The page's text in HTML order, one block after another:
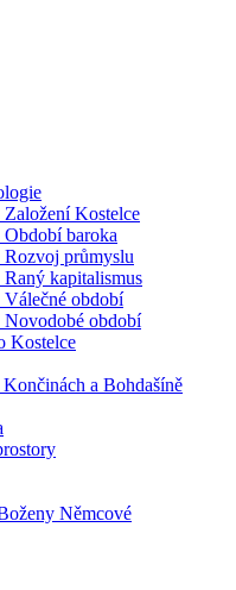
Založení Kostelce
baroka
Rozvoj průmyslu
kapitalismus
Válečné období
Novodobé období
Kostelce
a Bohdašíně
Němcové